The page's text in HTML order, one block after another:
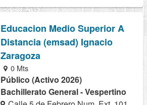
Educacion Medio Superior A
Distancia (emsad) Ignacio
Zaragoza
0 Mts
Público (Activo 2026)
Bachillerato General - Vespertino